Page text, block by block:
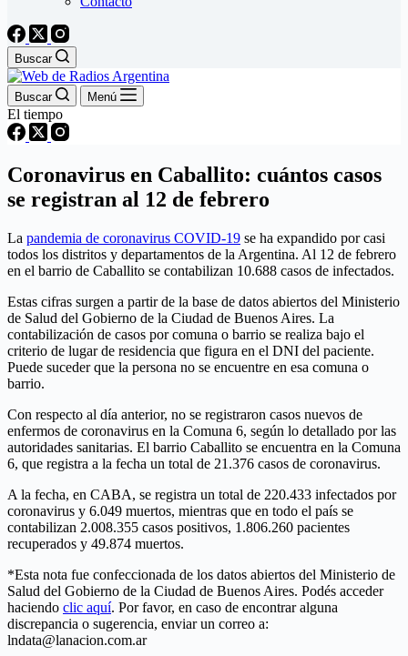
Buscar
Buscar Menú
El tiempo
Coronavirus en Caballito: cuántos casos
se registran al 12 de febrero
La pandemia de coronavirus COVID-19 se ha expandido por casi
todos los distritos y departamentos de la Argentina. Al 12 de febrero
en el barrio de Caballito se contabilizan 10.688 casos de infectados.
Estas cifras surgen a partir de la base de datos abiertos del Ministerio
de Salud del Gobierno de la Ciudad de Buenos Aires. La
contabilización de casos por comuna o barrio se realiza bajo el
criterio de lugar de residencia que figura en el DNI del paciente.
Puede suceder que la persona no se encuentre en esa comuna o
barrio.
Con respecto al día anterior, no se registraron casos nuevos de
enfermos de coronavirus en la Comuna 6, según lo detallado por las
autoridades sanitarias. El barrio Caballito se encuentra en la Comuna
6, que registra a la fecha un total de 21.376 casos de coronavirus.
A la fecha, en CABA, se registra un total de 220.433 infectados por
coronavirus y 6.049 muertos, mientras que en todo el país se
contabilizan 2.008.355 casos positivos, 1.806.260 pacientes
recuperados y 49.874 muertos.
*Esta nota fue confeccionada de los datos abiertos del Ministerio de
Salud del Gobierno de la Ciudad de Buenos Aires. Podés acceder
haciendo clic aquí. Por favor, en caso de encontrar alguna
discrepancia o sugerencia, enviar un correo a:
lndata@lanacion.com.ar